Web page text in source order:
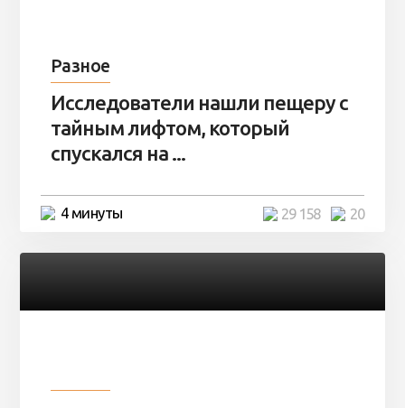
Разное
Исследователи нашли пещеру с
тайным лифтом, который
спускался на ...
4 минуты 20
29 158